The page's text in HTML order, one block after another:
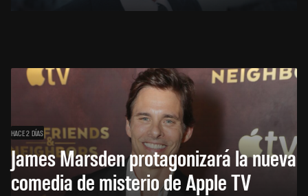
HACE 2 DÍAS
James Marsden protagonizará la nueva
comedia de misterio de Apple TV